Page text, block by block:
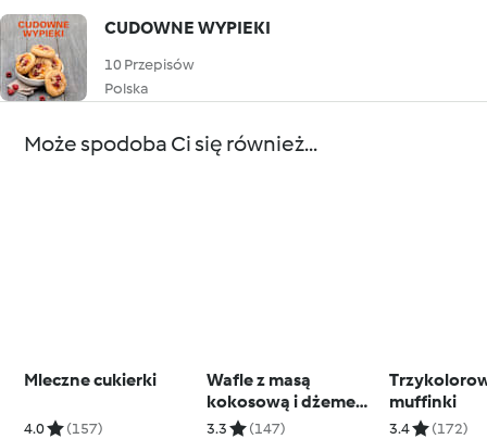
CUDOWNE WYPIEKI
10 Przepisów
Polska
Może spodoba Ci się również...
Mleczne cukierki
4.0 (157)
Wafle z masą
kokosową i dżemem
porzeczkowym
3.3 (147)
muffinki
3.4 (172)